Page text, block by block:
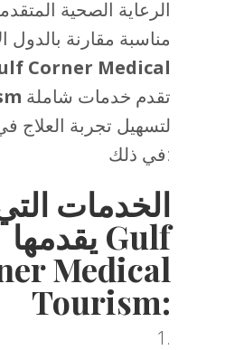
الرعاية الصحية
مناسبة مقارنة بالدول
Corner Medical
لتسهيل تجربة العلاج
في ذلك:
الخدمات
يقدمها Gulf
Medical
Tourism: